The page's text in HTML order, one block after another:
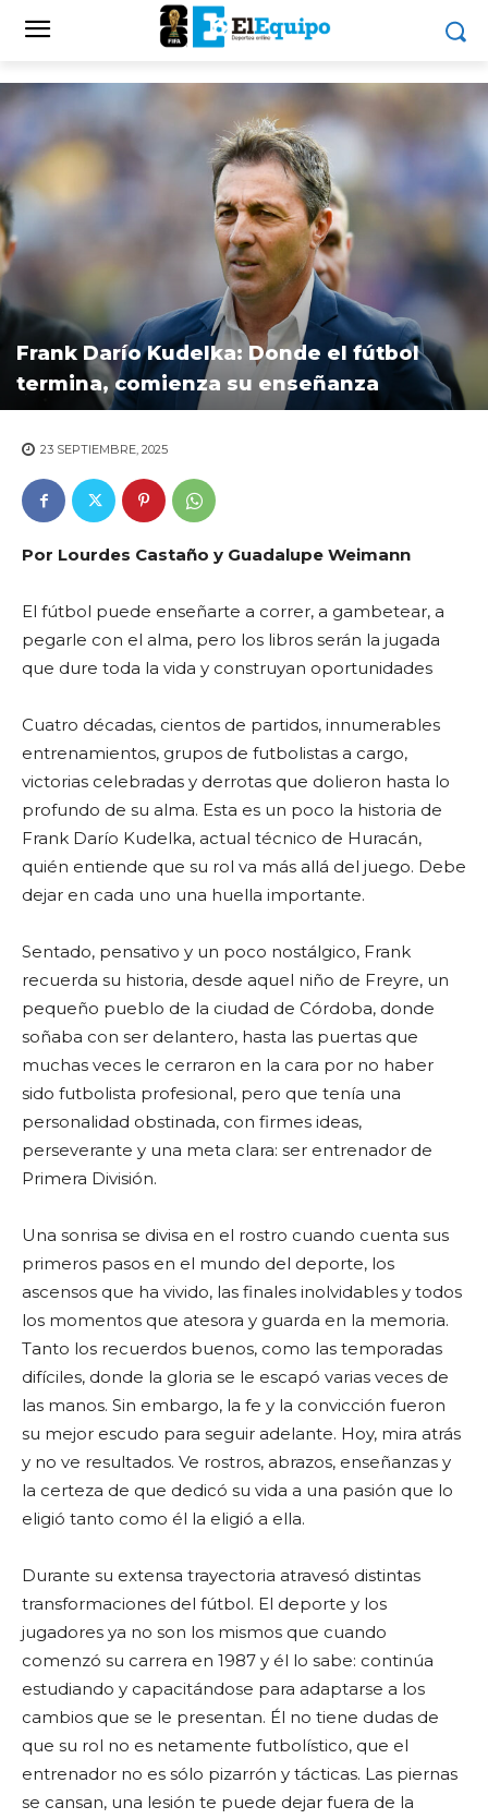
Frank Darío Kudelka: Donde el fútbol
termina, comienza su enseñanza
23 SEPTIEMBRE, 2025
Por Lourdes Castaño y Guadalupe Weimann
El fútbol puede enseñarte a correr, a gambetear, a
pegarle con el alma, pero los libros serán la jugada
que dure toda la vida y construyan oportunidades
Cuatro décadas, cientos de partidos, innumerables
entrenamientos, grupos de futbolistas a cargo,
victorias celebradas y derrotas que dolieron hasta lo
profundo de su alma. Esta es un poco la historia de
Frank Darío Kudelka, actual técnico de Huracán,
quién entiende que su rol va más allá del juego. Debe
dejar en cada uno una huella importante.
Sentado, pensativo y un poco nostálgico, Frank
recuerda su historia, desde aquel niño de Freyre, un
pequeño pueblo de la ciudad de Córdoba, donde
soñaba con ser delantero, hasta las puertas que
muchas veces le cerraron en la cara por no haber
sido futbolista profesional, pero que tenía una
personalidad obstinada, con firmes ideas,
perseverante y una meta clara: ser entrenador de
Primera División.
Una sonrisa se divisa en el rostro cuando cuenta sus
primeros pasos en el mundo del deporte, los
ascensos que ha vivido, las finales inolvidables y todos
los momentos que atesora y guarda en la memoria.
Tanto los recuerdos buenos, como las temporadas
difíciles, donde la gloria se le escapó varias veces de
las manos. Sin embargo, la fe y la convicción fueron
su mejor escudo para seguir adelante. Hoy, mira atrás
y no ve resultados. Ve rostros, abrazos, enseñanzas y
la certeza de que dedicó su vida a una pasión que lo
eligió tanto como él la eligió a ella.
Durante su extensa trayectoria atravesó distintas
transformaciones del fútbol. El deporte y los
jugadores ya no son los mismos que cuando
comenzó su carrera en 1987 y él lo sabe: continúa
estudiando y capacitándose para adaptarse a los
cambios que se le presentan. Él no tiene dudas de
que su rol no es netamente futbolístico, que el
entrenador no es sólo pizarrón y tácticas. Las piernas
se cansan, una lesión te puede dejar fuera de la